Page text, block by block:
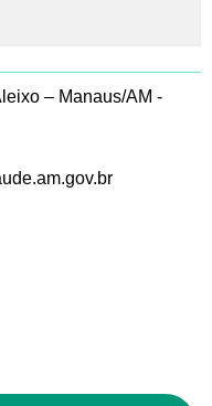
– Manaus/AM -